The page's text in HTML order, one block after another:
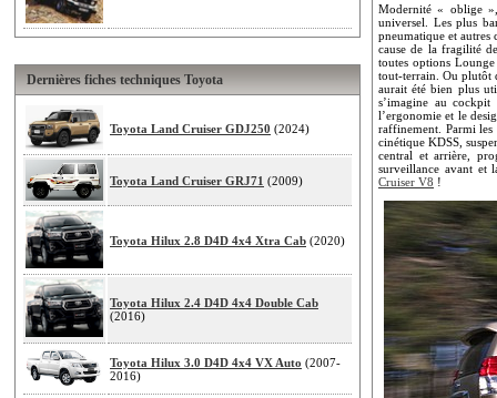
Dernières fiches techniques Toyota
Toyota Land Cruiser GDJ250 (2024)
Toyota Land Cruiser GRJ71 (2009)
Toyota Hilux 2.8 D4D 4x4 Xtra Cab (2020)
Toyota Hilux 2.4 D4D 4x4 Double Cab
(2016)
Toyota Hilux 3.0 D4D 4x4 VX Auto (2007-
2016)
Modernité « oblige
universel. Les plus
pneumatique et autres
cause de la fragilité
toutes options
tout-terrain. Ou plutôt
aurait été bien plus
s’imagine au
l’ergonomie et le
raffinement. Parmi les
cinétique KDSS,
central et arrière,
surveillance avant et
Cruiser V8 !